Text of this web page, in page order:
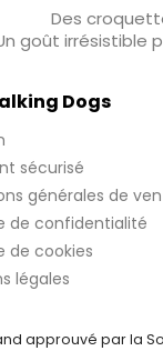
Des
goût irrésistible
Dogs
sécurisé
générales de
de confidentialité
de cookies
légales
approuvé par la